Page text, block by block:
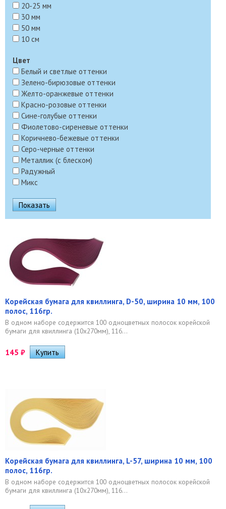
20-25 мм
30 мм
50 мм
10 см
Цвет
Белый и светлые оттенки
Зелено-бирюзовые оттенки
Желто-оранжевые оттенки
Красно-розовые оттенки
Сине-голубые оттенки
Фиолетово-сиреневые оттенки
Коричнево-бежевые оттенки
Серо-черные оттенки
Металлик (с блеском)
Радужный
Микс
Корейская бумага для квиллинга, D-50, ширина 10 мм, 100
полос, 116гр.
В одном наборе содержится 100 одноцветных полосок корейской
бумаги для квиллинга (10х270мм), 116...
145 ₽
Корейская бумага для квиллинга, L-57, ширина 10 мм, 100
полос, 116гр.
В одном наборе содержится 100 одноцветных полосок корейской
бумаги для квиллинга (10х270мм), 116...